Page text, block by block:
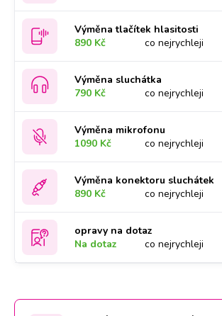
Výměna tlačítek hlasitosti
890 Kč
co nejrychleji
Výměna sluchátka
790 Kč
co nejrychleji
Výměna mikrofonu
1090 Kč
co nejrychleji
Výměna konektoru sluchátek
890 Kč
co nejrychleji
opravy na dotaz
Na dotaz
co nejrychleji